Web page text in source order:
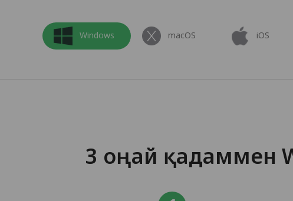
Windows macOS iOS
3 оңай қадаммен